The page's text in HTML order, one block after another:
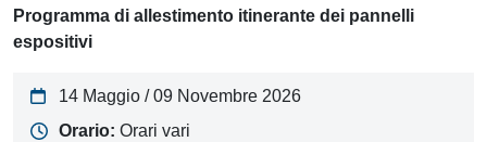
Programma di allestimento itinerante dei pannelli
espositivi
14 Maggio / 09 Novembre 2026
Orario: Orari vari